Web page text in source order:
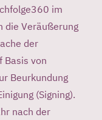
im
die Veräußerung
der
Basis von
Beurkundung
(Signing).
nach der